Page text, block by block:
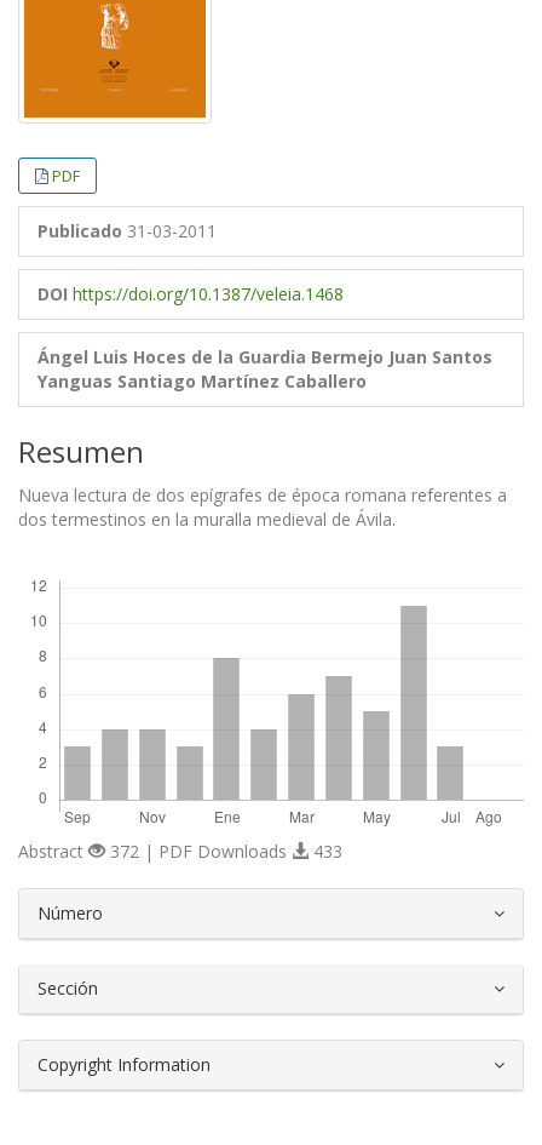
PDF
Publicado 31-03-2011
DOI https://doi.org/10.1387/veleia.1468
Ángel Luis Hoces de la Guardia Bermejo Juan Santos
Yanguas Santiago Martínez Caballero
Resumen
Nueva lectura de dos epígrafes de época romana referentes a
dos termestinos en la muralla medieval de Ávila.
Abstract 372 | PDF Downloads 433
Número
Sección
Copyright Information